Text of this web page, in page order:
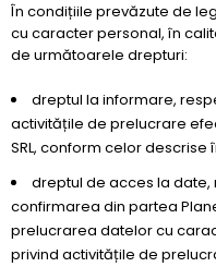
În condițiile prevăzute de
cu caracter personal, în
de următoarele drepturi:
dreptul la informare,
activitățile de prelucrare
SRL, conform celor
dreptul de acces la
confirmarea din partea
prelucrarea datelor cu
privind activitățile de